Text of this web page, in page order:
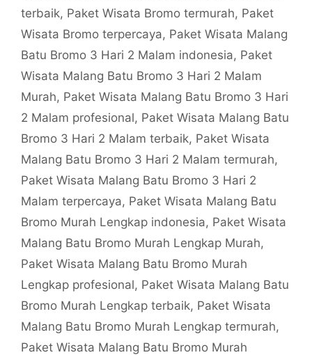
terbaik, Paket Wisata Bromo termurah, Paket
Wisata Bromo terpercaya, Paket Wisata Malang
Batu Bromo 3 Hari 2 Malam indonesia, Paket
Wisata Malang Batu Bromo 3 Hari 2 Malam
Murah, Paket Wisata Malang Batu Bromo 3 Hari
2 Malam profesional, Paket Wisata Malang Batu
Bromo 3 Hari 2 Malam terbaik, Paket Wisata
Malang Batu Bromo 3 Hari 2 Malam termurah,
Paket Wisata Malang Batu Bromo 3 Hari 2
Malam terpercaya, Paket Wisata Malang Batu
Bromo Murah Lengkap indonesia, Paket Wisata
Malang Batu Bromo Murah Lengkap Murah,
Paket Wisata Malang Batu Bromo Murah
Lengkap profesional, Paket Wisata Malang Batu
Bromo Murah Lengkap terbaik, Paket Wisata
Malang Batu Bromo Murah Lengkap termurah,
Paket Wisata Malang Batu Bromo Murah